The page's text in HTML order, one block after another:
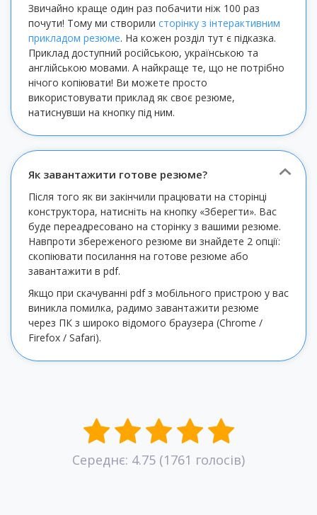
Звичайно краще один раз побачити ніж 100 раз
почути! Тому ми створили сторінку з інтерактивним
прикладом резюме. На кожен розділ тут є підказка.
Приклад доступний російською, українською та
англійською мовами. А найкраще те, що не потрібно
нічого копіювати! Ви можете просто
використовувати приклад як своє резюме,
натиснувши на кнопку під ним.
Як завантажити готове резюме?
Після того як ви закінчили працювати на сторінці
конструктора, натисніть на кнопку «Зберегти». Вас
буде переадресовано на сторінку з вашими резюме.
Навпроти збереженого резюме ви знайдете 2 опції:
скопіювати посилання на готове резюме або
завантажити в pdf.
Якщо при скачуванні pdf з мобільного пристрою у вас
виникла помилка, радимо завантажити резюме
через ПК з широко відомого браузера (Chrome /
Firefox / Safari).
Середнє: 4.75 (1761 голосів)